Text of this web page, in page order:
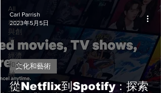
All
科技
與創
新
經濟
和金
融
文化
從Netflix到Spotify：探索
文化和藝術
Carl Parrish
2023年5月5日